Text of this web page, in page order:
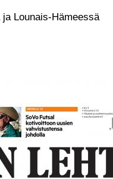
Lounais-Hämeessä